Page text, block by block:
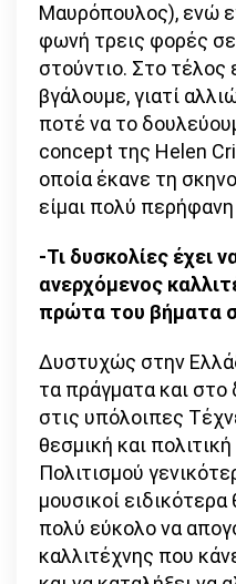
Μαυρόπουλος), ενώ
φωνή τρεις φορές
στούντιο. Στο τέλος
βγάλουμε, γιατί
ποτέ να το
concept της Helen
οποία έκανε τη
είμαι πολύ
-Τι δυσκολίες έχει
ανερχόμενος
πρώτα του βήματα
Δυστυχώς στην
τα πράγματα και
στις υπόλοιπες
θεσμική και
Πολιτισμού
μουσικοί
πολύ εύκολο να
καλλιτέχνης που